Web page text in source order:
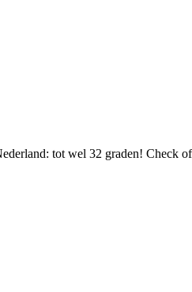
tot wel 32 graden! Check